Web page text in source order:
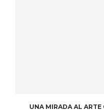
UNA MIRADA AL ARTE